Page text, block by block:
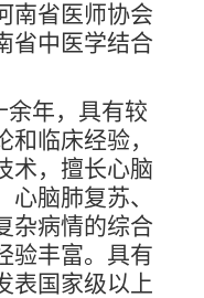
南省医师协会
省中医学结合
余年，具有较
临床经验，
术，擅长心脑
脑肺复苏、
杂病情的综合
验丰富。具有
表国家级以上